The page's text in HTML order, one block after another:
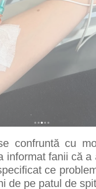
confruntă cu
informat fanii că
ce
de pe patul de